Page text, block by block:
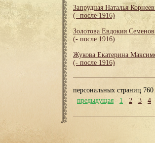
Запрудная Наталья
(- после 1916)
Золотова Евдокия
(- после 1916)
Жукова Екатерина
(- после 1916)
персональных страниц 760
предыдущая
1 2 3 4